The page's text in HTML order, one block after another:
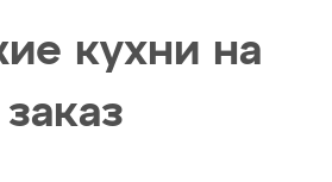
кухни на
заказ